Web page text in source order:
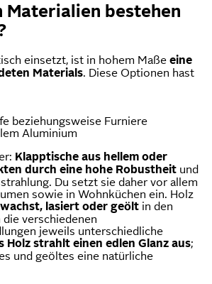
Materialien bestehen
einsetzt, ist in hohem Maße eine
Materials. Diese Optionen hast
beziehungsweise Furniere
Aluminium
Klapptische aus hellem oder
durch eine hohe Robustheit und
Du setzt sie daher vor allem
sowie in Wohnküchen ein. Holz
lasiert oder geölt in den
die verschiedenen
jeweils unterschiedliche
Holz strahlt einen edlen Glanz aus;
und geöltes eine natürliche